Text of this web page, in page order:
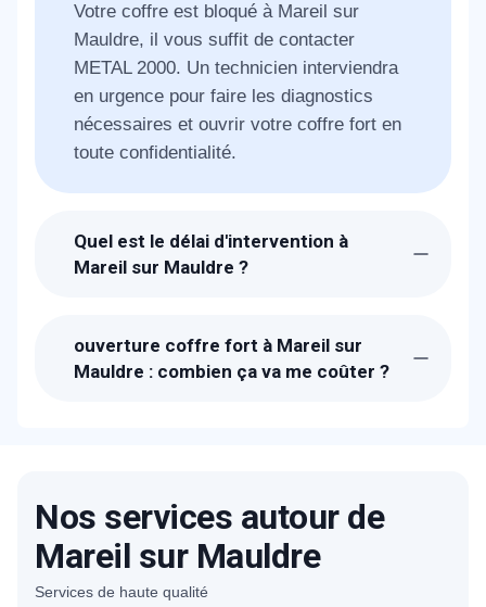
Votre coffre est bloqué à Mareil sur
Mauldre, il vous suffit de contacter
METAL 2000. Un technicien interviendra
en urgence pour faire les diagnostics
nécessaires et ouvrir votre coffre fort en
toute confidentialité.
Quel est le délai d'intervention à
Mareil sur Mauldre ?
Mareil sur Mauldre dans l'heure pour vous
ouvrir votre coffre fort.
ouverture coffre fort à Mareil sur
Mauldre : combien ça va me coûter ?
estimé la charge du travail nécessaire et
la technique qui sera suivi.
Nos services autour de
Mareil sur Mauldre
Services de haute qualité